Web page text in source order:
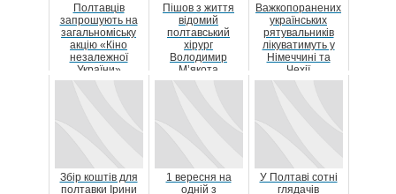
Полтавців
запрошують на
загальноміську
акцію «Кіно
незалежної
України»
Пішов з життя
відомий
полтавський
хірург
Володимир
М’якота
Важкопоранених
українських
рятувальників
лікуватимуть у
Німеччині та
Чехії
Збір коштів для
полтавки Ірини
1 вересня на
одній з
У Полтаві сотні
глядачів